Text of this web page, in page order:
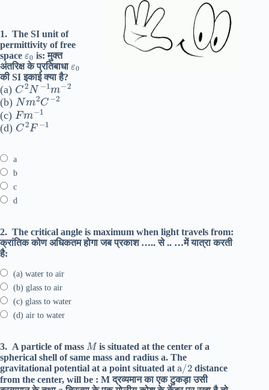
1. The SI unit of
permittivity of free
space ε0is: मुक्त
अंतरिक्ष के प्रतिबाधा
की SI इकाई क्या है?
(a) C2N−1m −2
(b) Nm2C−2
(c) Fm− 1
(d) C2F−1
a
b
c
d
2. The critical angle is maximum when light travels from:
क्रांतिक कोण अधिकतम होगा जब प्रकाश ….. से .. …में यात्रा करती
है:
(a) water to air
(b) glass to air
(c) glass to water
(d) air to water
3. A particle of mass Mis situated at the center of a
spherical shell of same mass and radius a. The
gravitational potential at a point situated at a/2distance
from the center, will be : M द्रव्यमान का एक टुकड़ा उसी